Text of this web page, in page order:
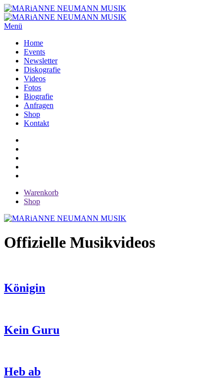
Menü
Home
Events
Newsletter
Diskografie
Videos
Fotos
Biografie
Anfragen
Shop
Kontakt
Warenkorb
Shop
Offizielle Musikvideos
Königin
Kein Guru
Heb ab